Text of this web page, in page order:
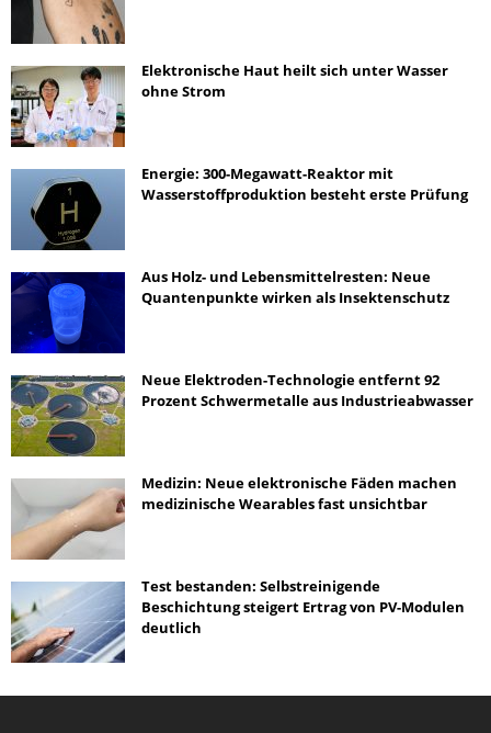
Elektronische Haut heilt sich unter Wasser
ohne Strom
Energie: 300-Megawatt-Reaktor mit
Wasserstoffproduktion besteht erste Prüfung
Aus Holz- und Lebensmittelresten: Neue
Quantenpunkte wirken als Insektenschutz
Neue Elektroden-Technologie entfernt 92
Prozent Schwermetalle aus Industrieabwasser
Medizin: Neue elektronische Fäden machen
medizinische Wearables fast unsichtbar
Test bestanden: Selbstreinigende
Beschichtung steigert Ertrag von PV-Modulen
deutlich